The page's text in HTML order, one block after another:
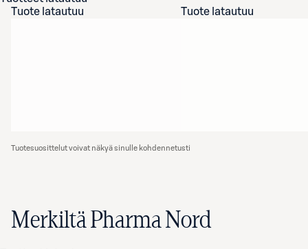
Tuote latautuu
Tuote latautuu
Tuotesuosittelut voivat näkyä sinulle kohdennetusti
Merkiltä Pharma Nord